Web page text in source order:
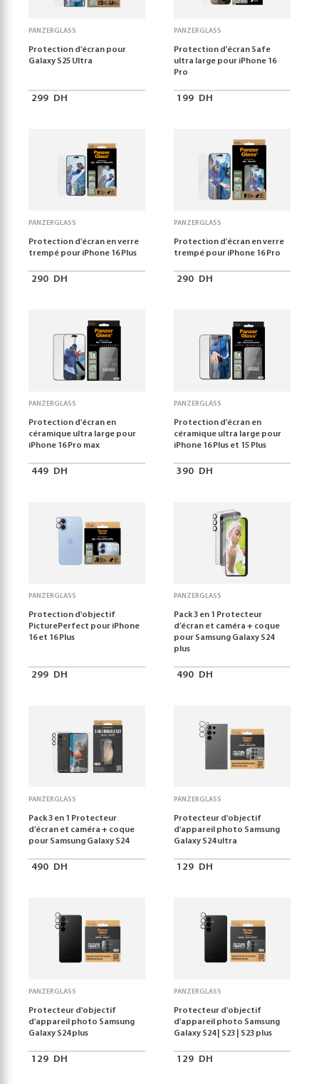
PANZERGLASS
Protection d'écran pour
Galaxy S25 Ultra
299 DH
PANZERGLASS
Protection d'écran Safe
ultra large pour iPhone 16
Pro
199 DH
PANZERGLASS
Protection d'écran en verre
trempé pour iPhone 16 Plus
290 DH
PANZERGLASS
Protection d'écran en verre
trempé pour iPhone 16 Pro
290 DH
PANZERGLASS
Protection d'écran en
céramique ultra large pour
iPhone 16 Pro max
449 DH
PANZERGLASS
Protection d'écran en
céramique ultra large pour
iPhone 16 Plus et 15 Plus
390 DH
PANZERGLASS
Protection d'objectif
PicturePerfect pour iPhone
16 et 16 Plus
299 DH
PANZERGLASS
Pack 3 en 1 Protecteur
d’écran et caméra + coque
pour Samsung Galaxy S24
plus
490 DH
PANZERGLASS
Pack 3 en 1 Protecteur
d’écran et caméra + coque
pour Samsung Galaxy S24
490 DH
PANZERGLASS
Protecteur d'objectif
d'appareil photo Samsung
Galaxy S24 ultra
129 DH
PANZERGLASS
Protecteur d'objectif
d'appareil photo Samsung
Galaxy S24 plus
129 DH
PANZERGLASS
Protecteur d'objectif
d'appareil photo Samsung
Galaxy S24 | S23 | S23 plus
129 DH